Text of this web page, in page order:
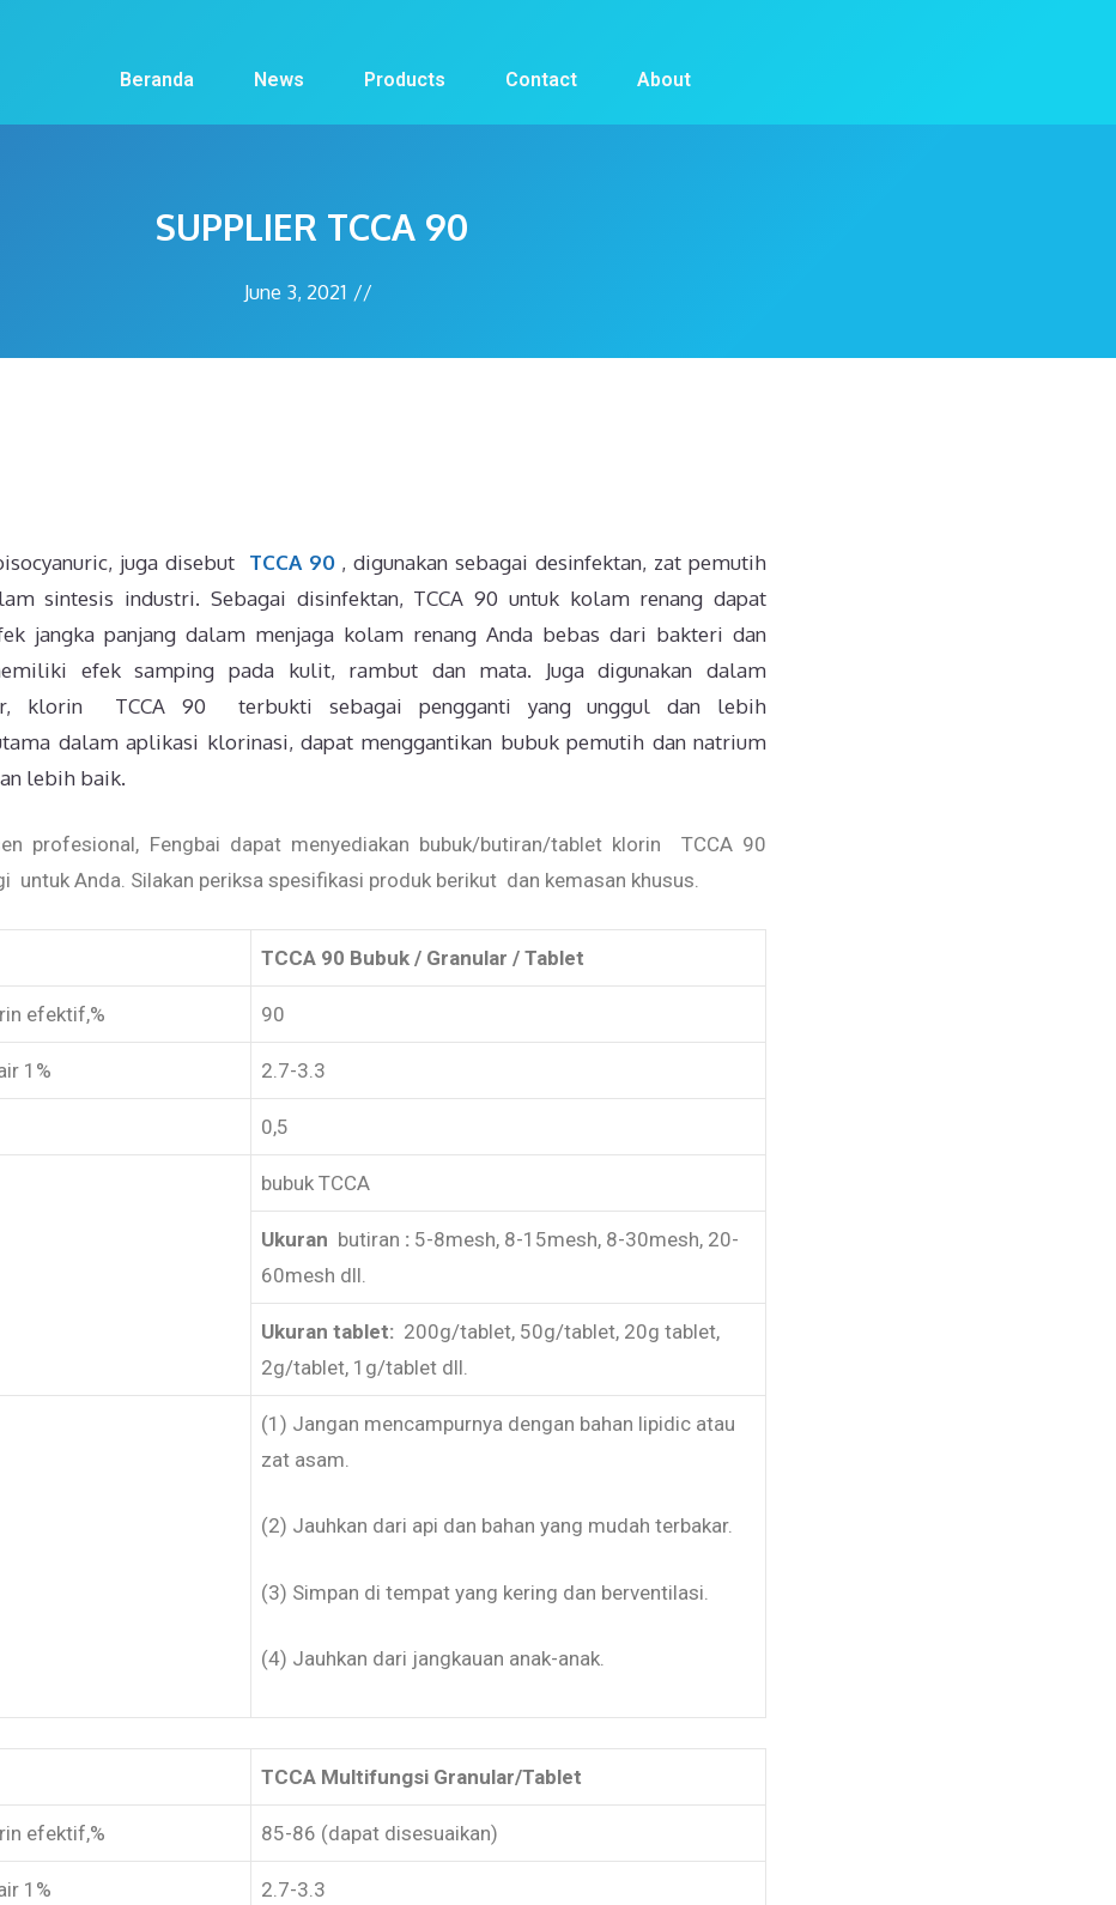
Beranda News Products Contact About
SUPPLIER TCCA 90
June 3, 2021 //
juga disebut TCCA 90, digunakan sebagai desinfektan, zat pemutih
sintesis industri. Sebagai disinfektan, TCCA 90 untuk kolam renang dapat
jangka panjang dalam menjaga kolam renang Anda bebas dari bakteri dan
efek samping pada kulit, rambut dan mata. Juga digunakan dalam
klorin TCCA 90 terbukti sebagai pengganti yang unggul dan lebih
dalam aplikasi klorinasi, dapat menggantikan bubuk pemutih dan natrium
lebih baik.
profesional, Fengbai dapat menyediakan bubuk/butiran/tablet klorin TCCA 90
untuk Anda. Silakan periksa spesifikasi produk berikut dan kemasan khusus.
TCCA 90 Bubuk / Granular / Tablet
efektif,% 90
1% 2.7-3.3
0,5
bubuk TCCA
Ukuran butiran : 5-8mesh, 8-15mesh, 8-30mesh, 20-
60mesh dll.
Ukuran tablet: 200g/tablet, 50g/tablet, 20g tablet,
2g/tablet, 1g/tablet dll.
(1) Jangan mencampurnya dengan bahan lipidic atau
zat asam.
(2) Jauhkan dari api dan bahan yang mudah terbakar.
(3) Simpan di tempat yang kering dan berventilasi.
(4) Jauhkan dari jangkauan anak-anak.
TCCA Multifungsi Granular/Tablet
efektif,% 85-86 (dapat disesuaikan)
1% 2.7-3.3